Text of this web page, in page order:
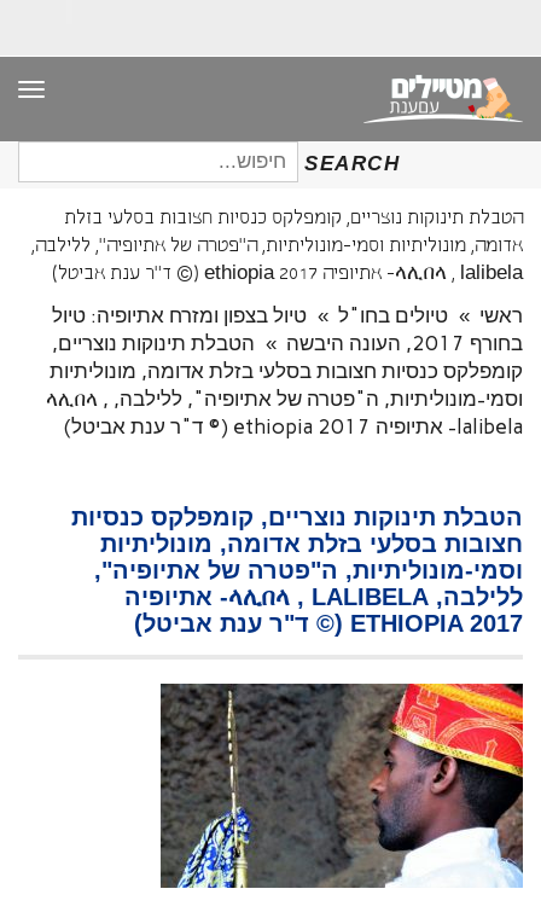
SEARCH
חיפוש
עבור:
הטבלת תינוקות נוצריים, קומפלקס כנסיות חצובות בסלעי בזלת
אדומה, מונוליתיות וסמי-מונוליתיות, ה"פטרה של אתיופיה", ללילבה,
ላሊበላ , lalibela- אתיופיה ethiopia 2017 (© ד"ר ענת אביטל)
ראשי » טיולים בחו"ל » טיול בצפון ומזרח אתיופיה: טיול
בחורף 2017, העונה היבשה
» הטבלת תינוקות נוצריים,
קומפלקס כנסיות חצובות בסלעי בזלת אדומה, מונוליתיות
וסמי-מונוליתיות, ה"פטרה של אתיופיה", ללילבה, ላሊበላ ,
lalibela- אתיופיה ethiopia 2017 (© ד"ר ענת אביטל)
הטבלת תינוקות נוצריים, קומפלקס כנסיות
חצובות בסלעי בזלת אדומה, מונוליתיות
וסמי-מונוליתיות, ה"פטרה של אתיופיה",
ללילבה, ላሊበላ , LALIBELA- אתיופיה
ETHIOPIA 2017 (© ד"ר ענת אביטל)